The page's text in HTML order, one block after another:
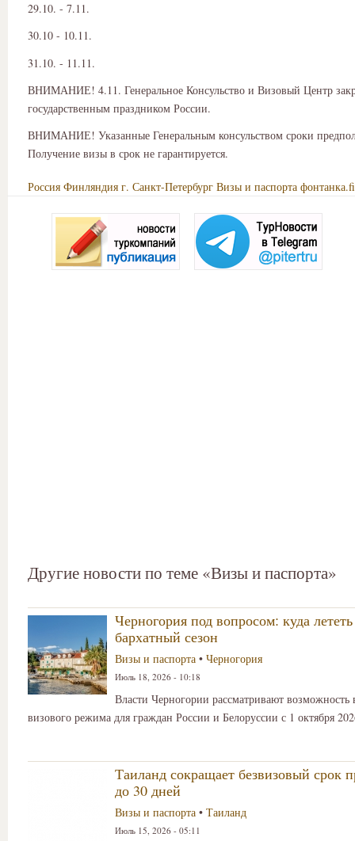
29.10. - 7.11.
30.10 - 10.11.
31.10. - 11.11.
ВНИМАНИЕ! 4.11. Генеральное Консульство и Визовый Центр
государственным праздником России.
ВНИМАНИЕ! Указанные Генеральным консульством сроки
Получение визы в срок не гарантируется.
Россия Финляндия г. Санкт-Петербург Визы и паспорта фонтанка.fi
Другие новости по теме «Визы и паспорта»
Черногория под вопросом: куда
бархатный сезон
Визы и паспорта • Черногория
Июль 18, 2026 - 10:18
Власти Черногории рассматривают возможность
визового режима для граждан России и Белоруссии с 1 октября
Таиланд сокращает безвизовый срок
до 30 дней
Визы и паспорта • Таиланд
Июль 15, 2026 - 05:11